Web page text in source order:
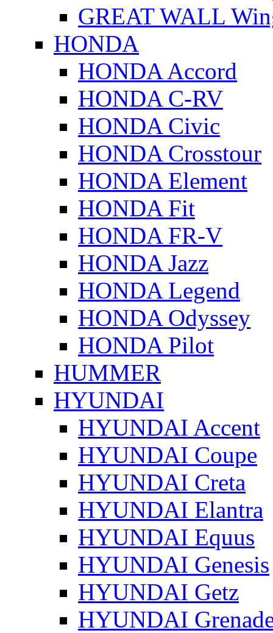
GREAT WALL
HONDA
HONDA Accord
HONDA C-RV
HONDA Civic
HONDA Crosstour
HONDA Element
HONDA Fit
HONDA FR-V
HONDA Jazz
HONDA Legend
HONDA Odyssey
HONDA Pilot
HUMMER
HYUNDAI
HYUNDAI Accent
HYUNDAI Coupe
HYUNDAI Creta
HYUNDAI Elantra
HYUNDAI Equus
HYUNDAI Genesis
HYUNDAI Getz
HYUNDAI